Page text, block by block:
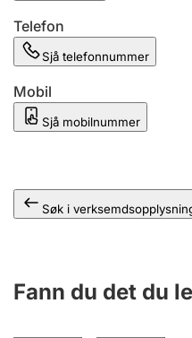
Telefon
Sjå telefonnummer
Mobil
Sjå mobilnummer
Søk i
Fann du det du